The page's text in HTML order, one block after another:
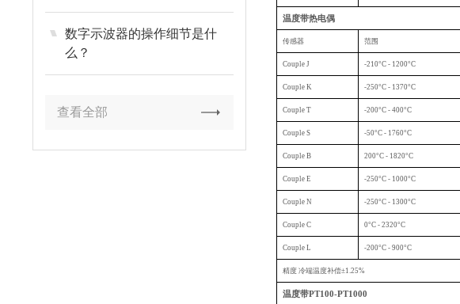
数字示波器的操作细节是什
么？
查看全部
温度带热电偶
传感器 范围
Couple J -210°C - 1200°C
Couple K -250°C - 1370°C
Couple T -200°C - 400°C
Couple S -50°C - 1760°C
Couple B 200°C - 1820°C
Couple E -250°C - 1000°C
Couple N -250°C - 1300°C
Couple C 0°C - 2320°C
Couple L -200°C - 900°C
精度 冷端温度补偿±1.25%
温度带PT100-PT1000